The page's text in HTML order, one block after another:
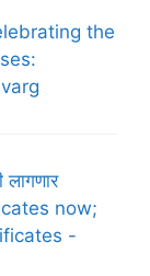
the
now;
-